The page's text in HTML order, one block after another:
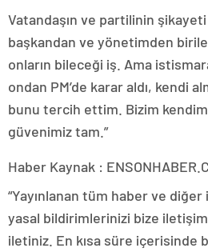
Vatandaşın ve partilinin
başkandan ve yönetimden
onların bileceği iş. Ama
ondan PM’de karar aldı, kendi
bunu tercih ettim. Bizim
güvenimiz tam.”
Haber Kaynak :
“Yayınlanan tüm haber ve
yasal bildirimlerinizi bize
iletiniz. En kısa süre içerisinde